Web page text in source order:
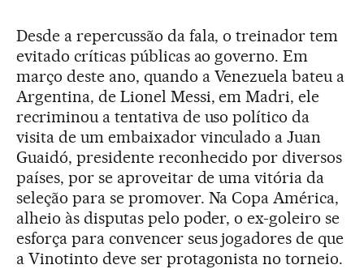
Desde a repercussão da fala, o treinador tem
evitado críticas públicas ao governo. Em
março deste ano, quando a Venezuela bateu a
Argentina, de Lionel Messi, em Madri, ele
recriminou a tentativa de uso político da
visita de um embaixador vinculado a Juan
Guaidó, presidente reconhecido por diversos
países, por se aproveitar de uma vitória da
seleção para se promover. Na Copa América,
alheio às disputas pelo poder, o ex-goleiro se
esforça para convencer seus jogadores de que
a Vinotinto deve ser protagonista no torneio.